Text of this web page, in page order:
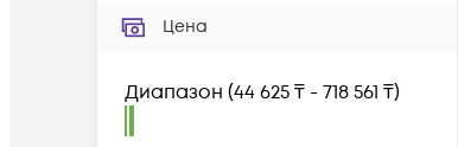
Цена
Диапазон (44 625 ₸ - 718 561 ₸)